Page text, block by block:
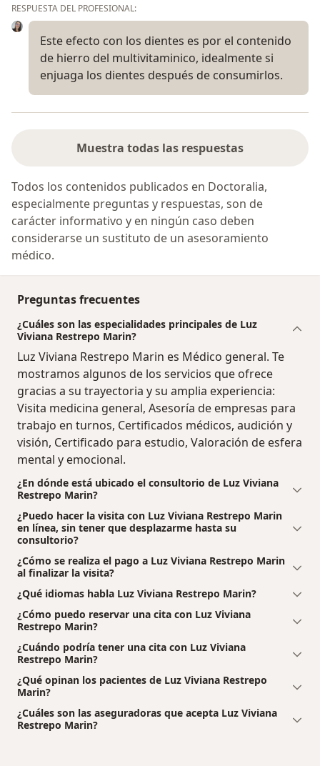
RESPUESTA DEL PROFESIONAL:
Este efecto con los dientes es por el contenido
de hierro del multivitaminico, idealmente si
enjuaga los dientes después de consumirlos.
Muestra todas las respuestas
Todos los contenidos publicados en Doctoralia,
especialmente preguntas y respuestas, son de
carácter informativo y en ningún caso deben
considerarse un sustituto de un asesoramiento
médico.
Preguntas frecuentes
¿Cuáles son las especialidades principales de Luz
Viviana Restrepo Marin?
Luz Viviana Restrepo Marin es Médico general. Te
mostramos algunos de los servicios que ofrece
gracias a su trayectoria y su amplia experiencia:
Visita medicina general, Asesoría de empresas para
trabajo en turnos, Certificados médicos, audición y
visión, Certificado para estudio, Valoración de esfera
mental y emocional.
¿En dónde está ubicado el consultorio de Luz Viviana
Restrepo Marin?
¿Puedo hacer la visita con Luz Viviana Restrepo Marin
en línea, sin tener que desplazarme hasta su
consultorio?
¿Cómo se realiza el pago a Luz Viviana Restrepo Marin
al finalizar la visita?
¿Qué idiomas habla Luz Viviana Restrepo Marin?
¿Cómo puedo reservar una cita con Luz Viviana
Restrepo Marin?
¿Cuándo podría tener una cita con Luz Viviana
Restrepo Marin?
¿Qué opinan los pacientes de Luz Viviana Restrepo
Marin?
¿Cuáles son las aseguradoras que acepta Luz Viviana
Restrepo Marin?